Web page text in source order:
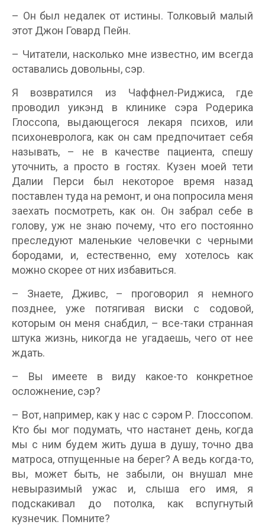
– Он был недалек от истины. Толковый малый
этот Джон Говард Пейн.
– Читатели, насколько мне известно, им всегда
оставались довольны, сэр.
Я возвратился из Чаффнел-Риджиса, где
проводил уикэнд в клинике сэра Родерика
Глоссопа, выдающегося лекаря психов, или
психоневролога, как он сам предпочитает себя
называть, – не в качестве пациента, спешу
уточнить, а просто в гостях. Кузен моей тети
Далии Перси был некоторое время назад
поставлен туда на ремонт, и она попросила меня
заехать посмотреть, как он. Он забрал себе в
голову, уж не знаю почему, что его постоянно
преследуют маленькие человечки с черными
бородами, и, естественно, ему хотелось как
можно скорее от них избавиться.
– Знаете, Дживс, – проговорил я немного
позднее, уже потягивая виски с содовой,
которым он меня снабдил, – все-таки странная
штука жизнь, никогда не угадаешь, чего от нее
ждать.
– Вы имеете в виду какое-то конкретное
осложнение, сэр?
– Вот, например, как у нас с сэром Р. Глоссопом.
Кто бы мог подумать, что настанет день, когда
мы с ним будем жить душа в душу, точно два
матроса, отпущенные на берег? А ведь когда-то,
вы, может быть, не забыли, он внушал мне
невыразимый ужас и, слыша его имя, я
подскакивал до потолка, как вспугнутый
кузнечик. Помните?